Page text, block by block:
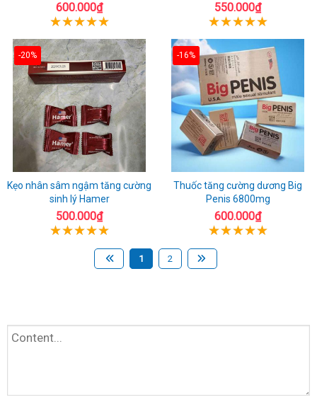
600.000₫ 550.000₫
-20%
Kẹo nhân sâm ngậm tăng cường
sinh lý Hamer
500.000₫
-16%
Thuốc tăng cường dương Big
Penis 6800mg
600.000₫
1 2